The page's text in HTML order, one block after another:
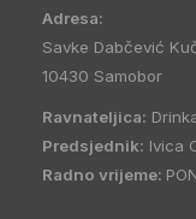
Adresa:
Savke Dabčević
10430 Samobor
Ravnateljica:
Predsjednik: Ivica
Radno vrijeme: